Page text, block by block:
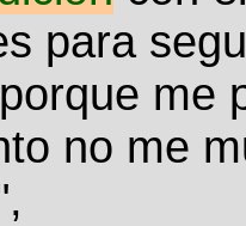
para
me
no me